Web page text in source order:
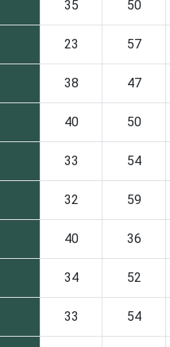
35 50
23 57
38 47
40 50
33 54
32 59
40 36
34 52
33 54